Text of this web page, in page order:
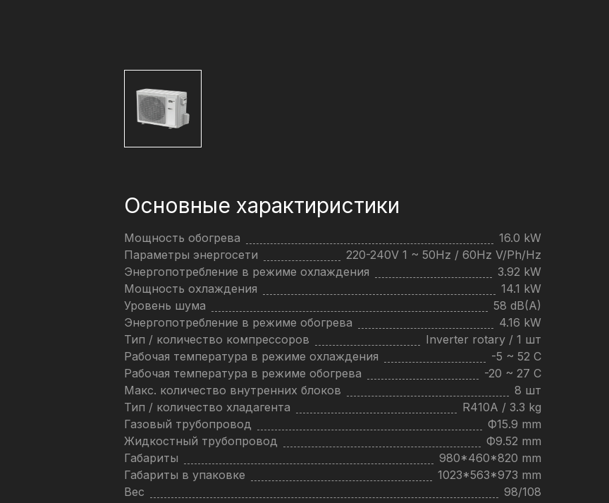
Основные характиристики
Мощность обогрева
16.0 kW
Параметры энергосети
220-240V 1 ~ 50Hz / 60Hz V/Ph/Hz
Энергопотребление в режиме охлаждения
3.92 kW
Мощность охлаждения
14.1 kW
Уровень шума
58 dB(A)
Энергопотребление в режиме обогрева
4.16 kW
Тип / количество компрессоров
Inverter rotary / 1 шт
Рабочая температура в режиме охлаждения
-5 ~ 52 C
Рабочая температура в режиме обогрева
-20 ~ 27 C
Макс. количество внутренних блоков
8 шт
Тип / количество хладагента
R410A / 3.3 kg
Газовый трубопровод
Ф15.9 mm
Жидкостный трубопровод
Ф9.52 mm
Габариты
980*460*820 mm
Габариты в упаковке
1023*563*973 mm
Вес
98/108